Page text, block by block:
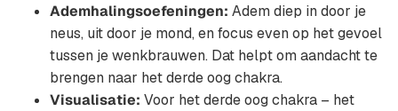
Ademhalingsoefeningen: Adem diep in door je
neus, uit door je mond, en focus even op het gevoel
tussen je wenkbrauwen. Dat helpt om aandacht te
brengen naar het derde oog chakra.
Visualisatie: Voor het derde oog chakra – het